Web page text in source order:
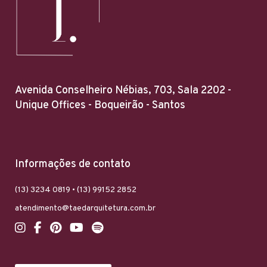
Avenida Conselheiro Nébias, 703, Sala 2202 -
Unique Offices - Boqueirão - Santos
Informações de contato
(13) 3234 0819 • (13) 99152 2852
atendimento@taedarquitetura.com.br